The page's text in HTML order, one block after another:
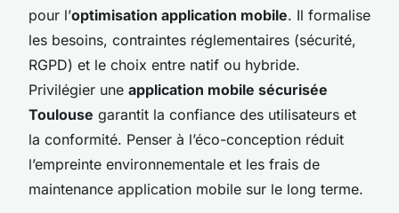
pour l’optimisation application mobile. Il formalise
les besoins, contraintes réglementaires (sécurité,
RGPD) et le choix entre natif ou hybride.
Privilégier une application mobile sécurisée
Toulouse garantit la confiance des utilisateurs et
la conformité. Penser à l’éco-conception réduit
l’empreinte environnementale et les frais de
maintenance application mobile sur le long terme.